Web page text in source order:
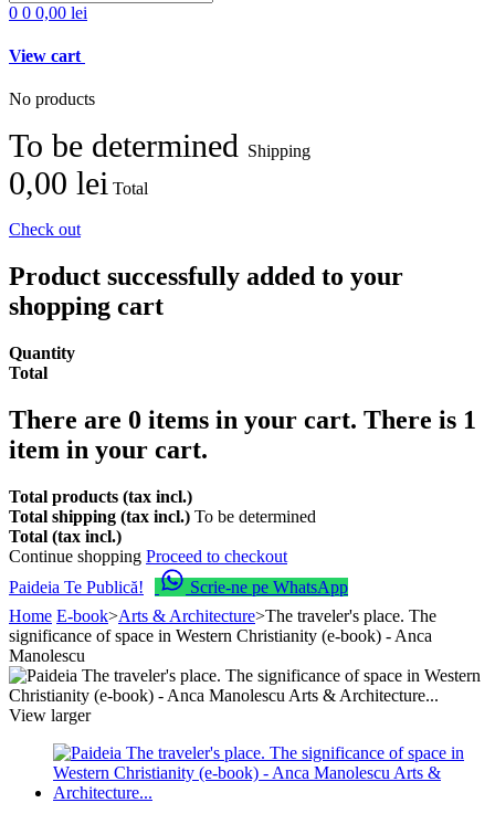
0 0 0,00 lei
View cart
No products
To be determined Shipping
0,00 lei Total
Check out
Product successfully added to your
shopping cart
Quantity
Total
There are 0 items in your cart. There is 1
item in your cart.
Total products (tax incl.)
Total shipping (tax incl.) To be determined
Total (tax incl.)
Continue shopping Proceed to checkout
Paideia Te Publică!
Scrie-ne pe WhatsApp
Home E-book>Arts & Architecture>The traveler's place. The
significance of space in Western Christianity (e-book) - Anca
Manolescu
View larger